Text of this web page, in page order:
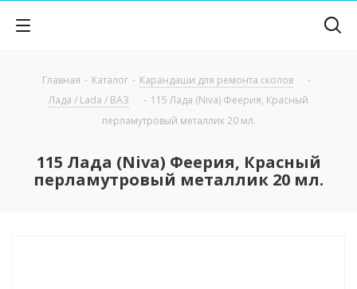
Главная - Каталог - Карандаши для ремонта сколов
-
Лада / Lada / ВАЗ
- 115 Лада (Niva) Феерия, Красный
перламутровый металлик 20 мл.
115 Лада (Niva) Феерия, Красный
перламутровый металлик 20 мл.